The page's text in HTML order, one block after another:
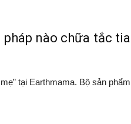
nào chữa tắc tia
tại Earthmama. Bộ sản phẩm